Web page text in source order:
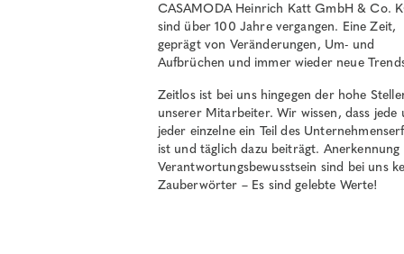
CASAMODA Heinrich Katt GmbH & Co.
sind über 100 Jahre vergangen. Eine Zeit,
geprägt von Veränderungen, Um- und
Aufbrüchen und immer wieder neue
Zeitlos ist bei uns hingegen der hohe
unserer Mitarbeiter. Wir wissen, dass jede
jeder einzelne ein Teil des
ist und täglich dazu beiträgt. Anerkennung
Verantwortungsbewusstsein sind bei uns
Zauberwörter – Es sind gelebte Werte!